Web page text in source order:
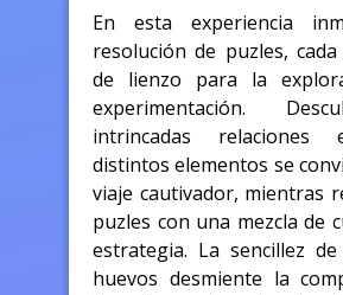
En esta experiencia
resolución de puzles,
de lienzo para la
experimentación.
intrincadas relaciones
distintos elementos se
viaje cautivador, mientras
puzles con una mezcla de
estrategia. La sencillez
huevos desmiente la